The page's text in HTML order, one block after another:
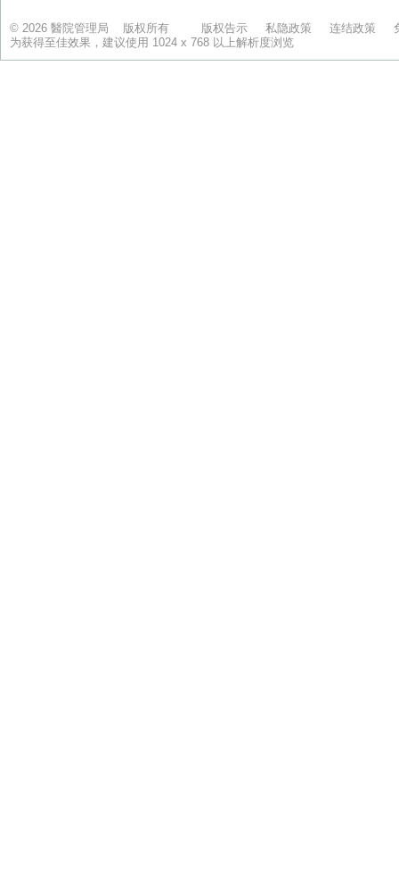
© 2026 醫院管理局 版权所有 版权告示 私隐政策 连结政策
为获得至佳效果，建议使用 1024 x 768 以上解析度浏览